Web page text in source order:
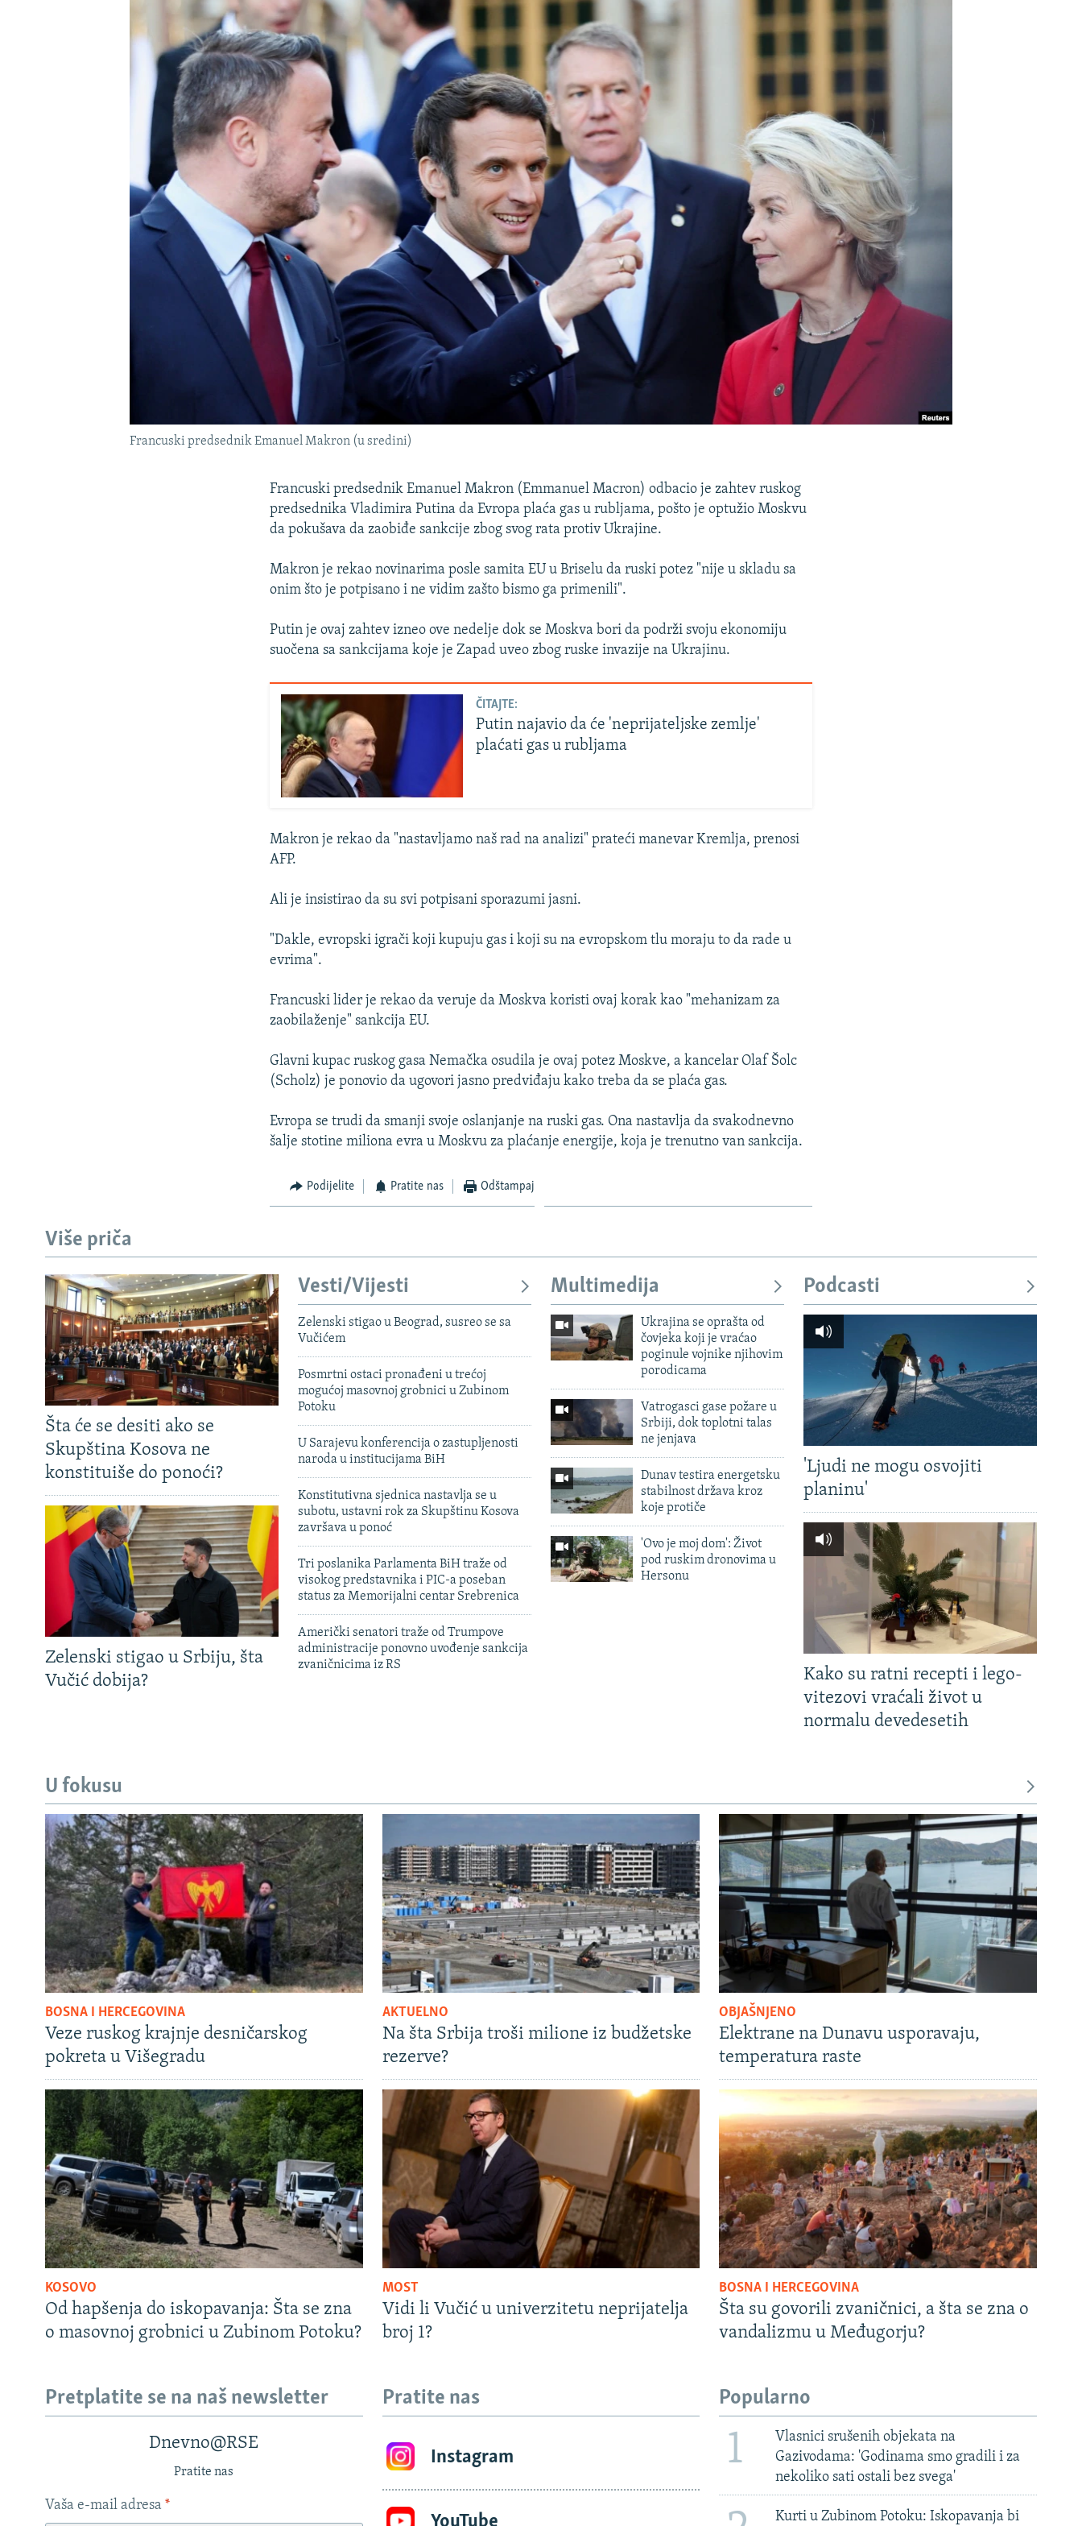
Francuski predsednik Emanuel Makron (u sredini)
Francuski predsednik Emanuel Makron (Emmanuel Macron) odbacio je zahtev ruskog
predsednika Vladimira Putina da Evropa plaća gas u rubljama, pošto je optužio Moskvu
da pokušava da zaobiđe sankcije zbog svog rata protiv Ukrajine.
Makron je rekao novinarima posle samita EU u Briselu da ruski potez "nije u skladu sa
onim što je potpisano i ne vidim zašto bismo ga primenili".
Putin je ovaj zahtev izneo ove nedelje dok se Moskva bori da podrži svoju ekonomiju
suočena sa sankcijama koje je Zapad uveo zbog ruske invazije na Ukrajinu.
ČITAJTE:
Putin najavio da će 'neprijateljske zemlje'
plaćati gas u rubljama
Makron je rekao da "nastavljamo naš rad na analizi" prateći manevar Kremlja, prenosi
AFP.
Ali je insistirao da su svi potpisani sporazumi jasni.
"Dakle, evropski igrači koji kupuju gas i koji su na evropskom tlu moraju to da rade u
evrima".
Francuski lider je rekao da veruje da Moskva koristi ovaj korak kao "mehanizam za
zaobilaženje" sankcija EU.
Glavni kupac ruskog gasa Nemačka osudila je ovaj potez Moskve, a kancelar Olaf Šolc
(Scholz) je ponovio da ugovori jasno predviđaju kako treba da se plaća gas.
Evropa se trudi da smanji svoje oslanjanje na ruski gas. Ona nastavlja da svakodnevno
šalje stotine miliona evra u Moskvu za plaćanje energije, koja je trenutno van sankcija.
Podijelite Pratite nas Odštampaj
Više priča
Šta će se desiti ako se
Skupština Kosova ne
konstituiše do ponoći?
Zelenski stigao u Srbiju, šta
Vučić dobija?
Vesti/Vijesti
Zelenski stigao u Beograd, susreo se sa
Vučićem
Posmrtni ostaci pronađeni u trećoj
mogućoj masovnoj grobnici u Zubinom
Potoku
U Sarajevu konferencija o zastupljenosti
naroda u institucijama BiH
Konstitutivna sjednica nastavlja se u
subotu, ustavni rok za Skupštinu Kosova
završava u ponoć
Tri poslanika Parlamenta BiH traže od
visokog predstavnika i PIC-a poseban
status za Memorijalni centar Srebrenica
Američki senatori traže od Trumpove
administracije ponovno uvođenje sankcija
zvaničnicima iz RS
Multimedija
Ukrajina se oprašta od
čovjeka koji je vraćao
poginule vojnike njihovim
porodicama
Vatrogasci gase požare u
Srbiji, dok toplotni talas
ne jenjava
Dunav testira energetsku
stabilnost država kroz
koje protiče
'Ovo je moj dom': Život
pod ruskim dronovima u
Hersonu
Podcasti
'Ljudi ne mogu osvojiti
planinu'
Kako su ratni recepti i lego-
vitezovi vraćali život u
normalu devedesetih
U fokusu
BOSNA I HERCEGOVINA
Veze ruskog krajnje desničarskog
pokreta u Višegradu
AKTUELNO
Na šta Srbija troši milione iz budžetske
rezerve?
OBJAŠNJENO
Elektrane na Dunavu usporavaju,
temperatura raste
KOSOVO
Od hapšenja do iskopavanja: Šta se zna
o masovnoj grobnici u Zubinom Potoku?
MOST
Vidi li Vučić u univerzitetu neprijatelja
broj 1?
BOSNA I HERCEGOVINA
Šta su govorili zvaničnici, a šta se zna o
vandalizmu u Međugorju?
Pretplatite se na naš newsletter
Dnevno@RSE
Pratite nas
Vaša e-mail adresa *
Pratite nas
Instagram
YouTube
Popularno
1
Vlasnici srušenih objekata na
Gazivodama: 'Godinama smo gradili i za
nekoliko sati ostali bez svega'
Kurti u Zubinom Potoku: Iskopavanja bi